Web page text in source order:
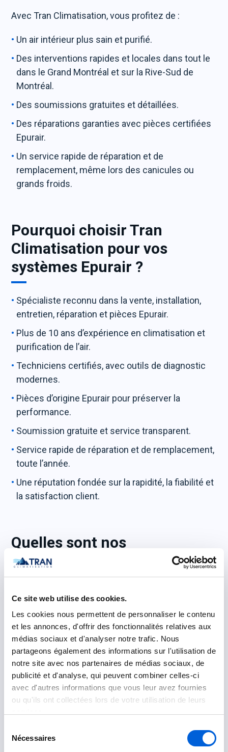
Ce site web utilise des cookies.
Les cookies nous permettent de personnaliser le contenu
et les annonces, d'offrir des fonctionnalités relatives aux
médias sociaux et d'analyser notre trafic. Nous
partageons également des informations sur l'utilisation de
notre site avec nos partenaires de médias sociaux, de
publicité et d'analyse, qui peuvent combiner celles-ci
avec d'autres informations que vous leur avez fournies
ou qu'ils ont collectées lors de votre utilisation de leurs
Nécessaires
Avec Tran Climatisation, vous profitez de :
Un air intérieur plus sain et purifié.
Des interventions rapides et locales dans tout le
dans le Grand Montréal et sur la Rive-Sud de
Montréal.
Des soumissions gratuites et détaillées.
Des réparations garanties avec pièces certifiées
Epurair.
Un service rapide de réparation et de
remplacement, même lors des canicules ou
grands froids.
Pourquoi choisir Tran
Climatisation pour vos
systèmes Epurair ?
Spécialiste reconnu dans la vente, installation,
entretien, réparation et pièces Epurair.
Plus de 10 ans d’expérience en climatisation et
purification de l’air.
Techniciens certifiés, avec outils de diagnostic
modernes.
Pièces d’origine Epurair pour préserver la
performance.
Soumission gratuite et service transparent.
Service rapide de réparation et de remplacement,
toute l’année.
Une réputation fondée sur la rapidité, la fiabilité et
la satisfaction client.
Quelles sont nos
accréditations et
certifications ?
Tran Climatisation est certifié par les instances les
plus crédibles :
RBQ– Régie du bâtiment du Québec
CMMTQ– Corporation des maîtres mécaniciens
en tuyauterie du Québec
CMEQ – Corporation des maîtres électriciens du
Québec
CETAF– Corporation des entreprises de